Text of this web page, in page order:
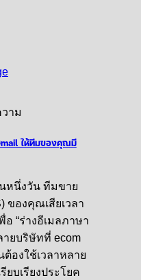
าม
ให้ทีมของคุณมี
นหนึ่งวัน ทีมขาย
ของคุณเสียเวลา
“ร่างอีเมลภาษา
ยบริษัทที่ ecom
องใช้เวลาหลาย
ยบเรียงประโยค